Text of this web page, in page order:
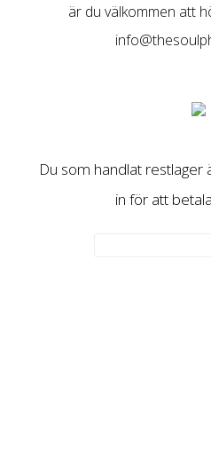
är du välkommen att
Du som handlat restlager
in för att